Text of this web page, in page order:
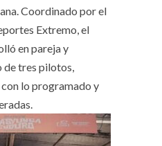
Coordinado por el
Extremo, el
en pareja y
de tres pilotos,
lo programado y